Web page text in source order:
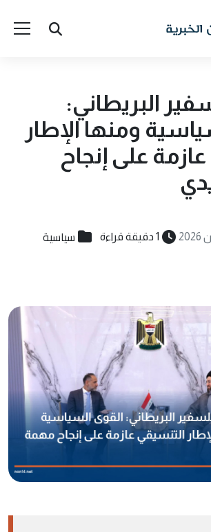
البريطاني:
ومنها الإطار
على إنجاح
1 دقيقة قراءة سياسية